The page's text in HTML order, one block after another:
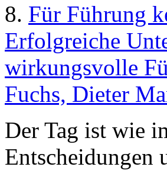
8. Für Führung
Erfolgreiche
wirkungsvolle
Fuchs, Dieter
Der Tag ist wie
Entscheidungen